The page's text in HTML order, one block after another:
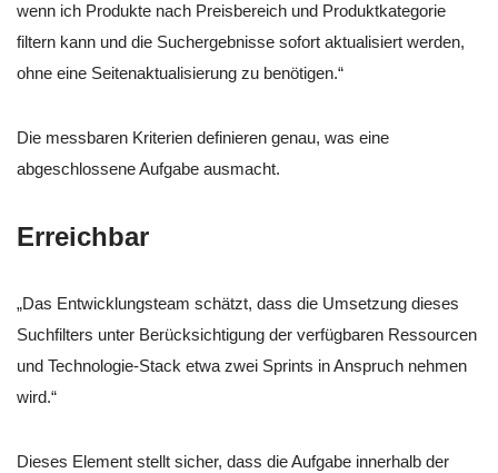
wenn ich Produkte nach Preisbereich und Produktkategorie
filtern kann und die Suchergebnisse sofort aktualisiert werden,
ohne eine Seitenaktualisierung zu benötigen.“
Die messbaren Kriterien definieren genau, was eine
abgeschlossene Aufgabe ausmacht.
Erreichbar
„Das Entwicklungsteam schätzt, dass die Umsetzung dieses
Suchfilters unter Berücksichtigung der verfügbaren Ressourcen
und Technologie-Stack etwa zwei Sprints in Anspruch nehmen
wird.“
Dieses Element stellt sicher, dass die Aufgabe innerhalb der